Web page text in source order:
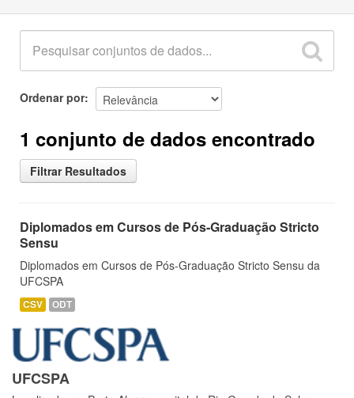
Ordenar por
1 conjunto de dados encontrado
Filtrar Resultados
Diplomados em Cursos de Pós-Graduação Stricto
Sensu
Diplomados em Cursos de Pós-Graduação Stricto Sensu da
UFCSPA
CSV ODT
UFCSPA